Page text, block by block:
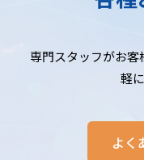
専門スタッフがお
軽
よく